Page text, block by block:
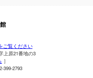
ご覧ください
上原21番地の3
］
399-2793